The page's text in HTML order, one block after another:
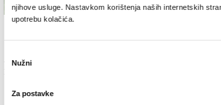
njihove usluge. Nastavkom korištenja naših internetskih
upotrebu kolačića.
pristanka
Nužni
Za postavke
uz more
Kategorija: 2
Spacious Studio Apartmant